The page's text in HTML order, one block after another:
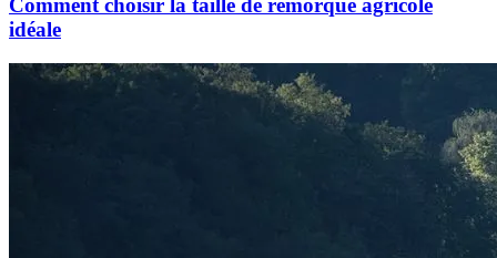
Comment choisir la taille de remorque agricole
idéale